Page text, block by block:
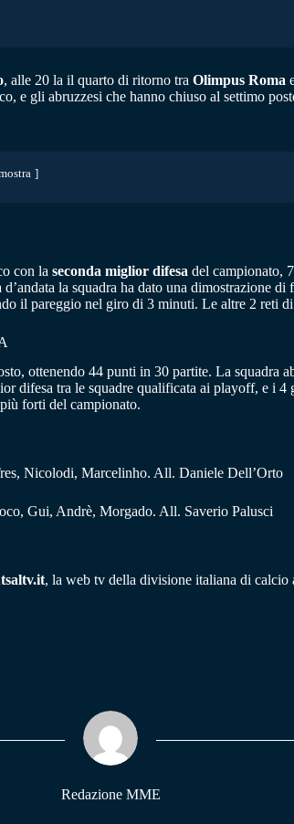
, alle 20 la il quarto di ritorno tra Olimpus Roma
e gli abruzzesi che hanno chiuso al settimo
con la seconda miglior difesa del campionato,
la squadra ha dato una dimostrazione
il pareggio nel giro di 3 minuti. Le altre 2 reti di
ottenendo 44 punti in 30 partite. La
difesa tra le squadre qualificata ai playoff, e i
forti del campionato.
Nicolodi, Marcelinho. All. Daniele Dell’Orto
Gui, Andrè, Morgado. All. Saverio Palusci
, la web tv della divisione italiana di calcio
Redazione MME